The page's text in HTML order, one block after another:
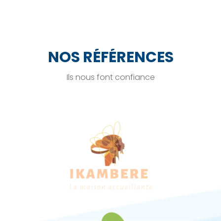
NOS RÉFÉRENCES
Ils nous font confiance